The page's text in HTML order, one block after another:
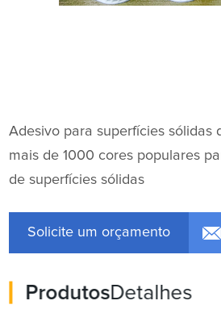
Adesivo para superfícies sólidas
mais de 1000 cores populares
de superfícies sólidas
Solicite um orçamento
ProdutosDetalhes